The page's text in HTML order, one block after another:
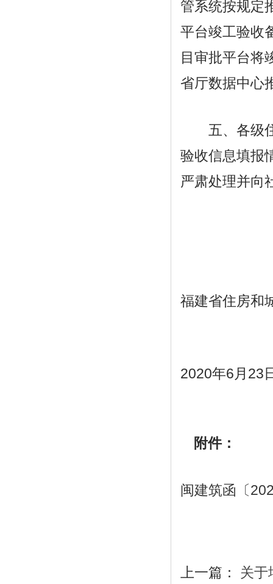
管系统按规定
平台竣工验收
目审批平台将
省厅数据中心
五、各级住
验收信息填报
严肃处理并向
福建省住房和
2020年6月23
附件：
闽建筑函〔
上一篇：
关于